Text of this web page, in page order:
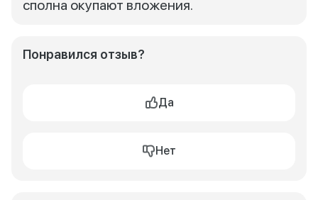
сполна окупают вложения.
Понравился отзыв?
Да
Нет